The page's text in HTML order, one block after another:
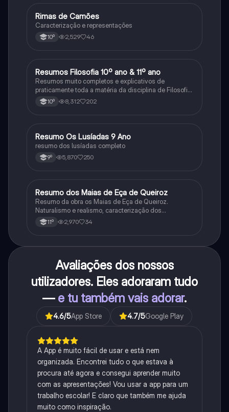
Português
Rimas de Camões
Caracterização e representações
10º 2,529 46
Filosofia
Resumos Filosofia 10º ano & 11º ano
Resumos muito completos e explicativos de
praticamente toda a matéria da disciplina de Filosofia
10º 8,312 202
Português
Resumo Os Lusíadas 9 Ano
resumo dos lusíadas completo
9º 5,870 250
Português
Resumo dos Maias de Eça de Queiroz
Resumo da obra os Maias de Eça de Queiroz.
Naturalismo e realismo, caracterização dos
personagens e contexto histórico.
11º 2,970 34
Avaliações dos nossos
utilizadores. Eles adoraram tudo
— e tu também vais adorar.
4.6/5App Store 4.7/5Google Play
A App é muito fácil de usar e está nem
organizada. Encontrei tudo o que estava à
procura até agora e consegui aprender muito
com as apresentações! Vou usar a app para um
trabalho escolar! E claro que também me ajuda
muito como inspiração.